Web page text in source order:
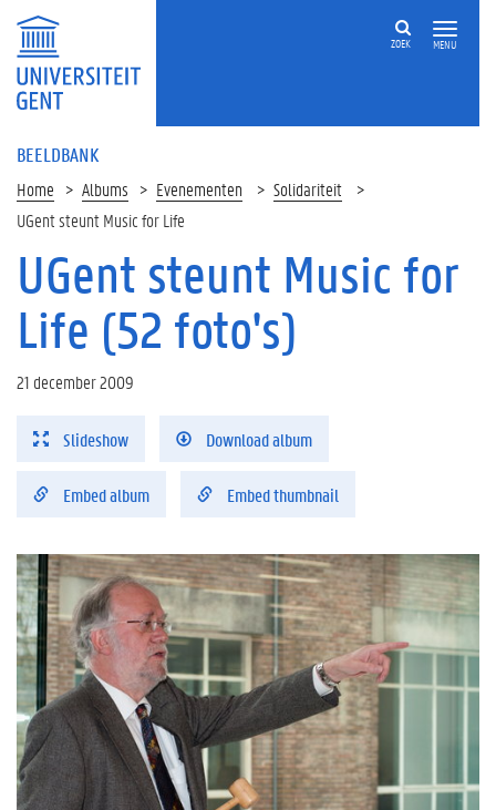
MENU
ZOEK
BEELDBANK
Home Albums Evenementen
Solidariteit
UGent steunt Music for Life
UGent steunt Music for
Life (52 foto's)
21 december 2009
Slideshow Download album
Embed album Embed thumbnail